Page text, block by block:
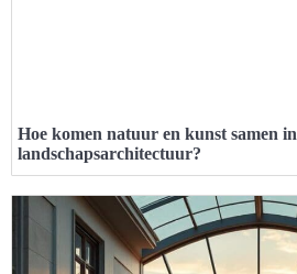
Hoe komen natuur en kunst samen in
landschapsarchitectuur?